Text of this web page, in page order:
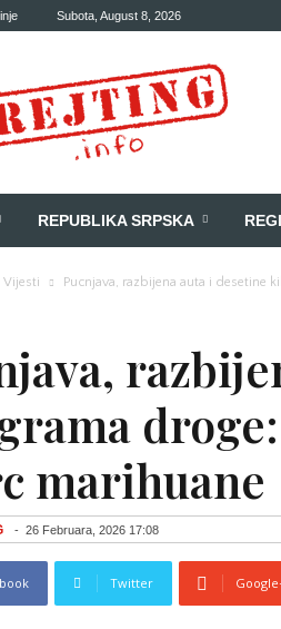
Subota, August 8, 2026
REPUBLIKA SRPSKA
Vijesti Pucnjava, razbijena auta i desetine
marihuane
- 26 Februara, 2026 17:08
Twitter